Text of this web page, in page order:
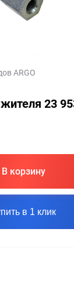
ARGO
23
В корзину
в 1 клик